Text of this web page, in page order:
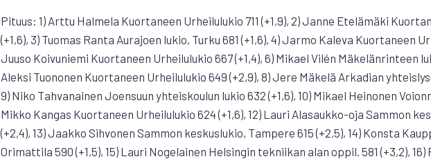
Pituus: 1) Arttu Halmela Kuortaneen Urheilulukio 711 (+1,9), 2) Janne Etelämäki
(+1,6), 3) Tuomas Ranta Aurajoen lukio, Turku 681 (+1,6), 4) Jarmo Kaleva Kuortaneen
Juuso Koivuniemi Kuortaneen Urheilulukio 667 (+1,4), 6) Mikael Vilén Mäkelänrinteen
Aleksi Tuononen Kuortaneen Urheilulukio 649 (+2,9), 8) Jere Mäkelä Arkadian
9) Niko Tahvanainen Joensuun yhteiskoulun lukio 632 (+1,6), 10) Mikael Heinonen
Mikko Kangas Kuortaneen Urheilulukio 624 (+1,6), 12) Lauri Alasaukko-oja Sammon
(+2,4), 13) Jaakko Sihvonen Sammon keskuslukio, Tampere 615 (+2,5), 14) Konsta
Orimattila 590 (+1,5), 15) Lauri Nogelainen Helsingin tekniikan alan oppil. 581 (+3,2),